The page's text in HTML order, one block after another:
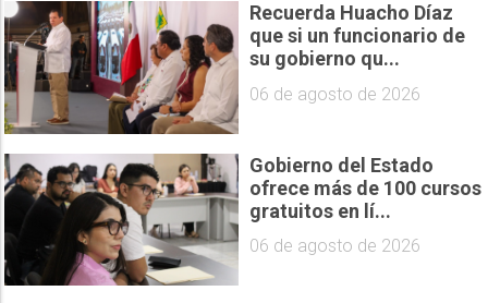
Recuerda Huacho Díaz
que si un funcionario de
su gobierno qu...
06 de agosto de 2026
Gobierno del Estado
ofrece más de 100 cursos
gratuitos en lí...
06 de agosto de 2026